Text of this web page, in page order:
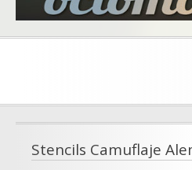
Stencils Camuflaje